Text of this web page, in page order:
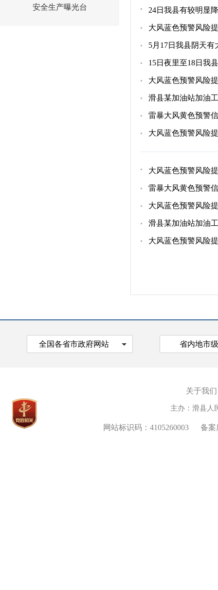
安全生产曝光台 24日我县有较明显
大风蓝色预警风险
5月17日我县阴天有
15日夜里至18日我
大风蓝色预警风险
滑县某加油站加油
雷暴大风黄色预警
大风蓝色预警风险
大风蓝色预警风险
雷暴大风黄色预警
大风蓝色预警风险
滑县某加油站加油
大风蓝色预警风险
全国各省市政府网站 省内地市
关于我们
主办：滑县人
网站标识码：4105260003 备案